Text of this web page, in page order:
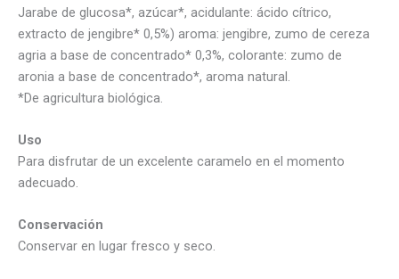
Jarabe de glucosa*, azúcar*, acidulante: ácido cítrico,
extracto de jengibre* 0,5%) aroma: jengibre, zumo de cereza
agria a base de concentrado* 0,3%, colorante: zumo de
aronia a base de concentrado*, aroma natural.
*De agricultura biológica.
Uso
Para disfrutar de un excelente caramelo en el momento
adecuado.
Conservación
Conservar en lugar fresco y seco.